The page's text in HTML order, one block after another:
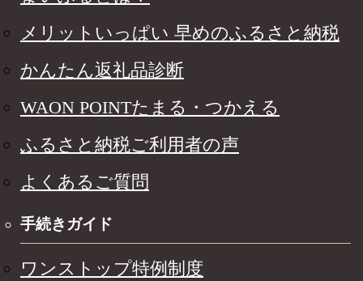
メリットいっぱい 早めのふるさと納税
かんたん返礼品診断
WAON POINTたまる・つかえる
ふるさと納税ご利用者の声
よくあるご質問
手続きガイド
ワンストップ特例制度